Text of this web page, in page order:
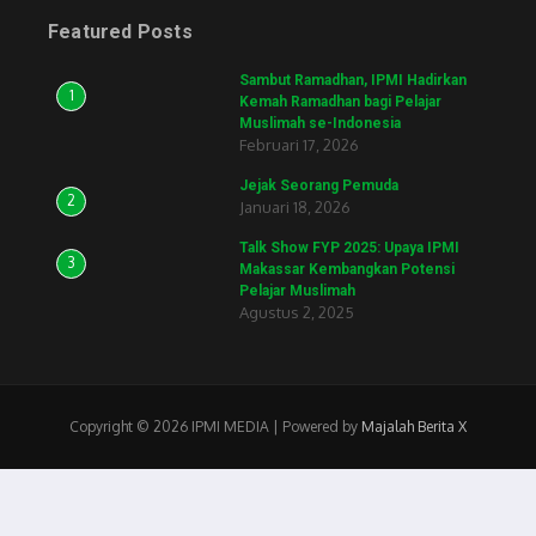
Featured Posts
1
Sambut Ramadhan, IPMI Hadirkan
Kemah Ramadhan bagi Pelajar
Muslimah se-Indonesia
Februari 17, 2026
2
Jejak Seorang Pemuda
Januari 18, 2026
3
Talk Show FYP 2025: Upaya IPMI
Makassar Kembangkan Potensi
Pelajar Muslimah
Agustus 2, 2025
Copyright © 2026 IPMI MEDIA | Powered by Majalah Berita X